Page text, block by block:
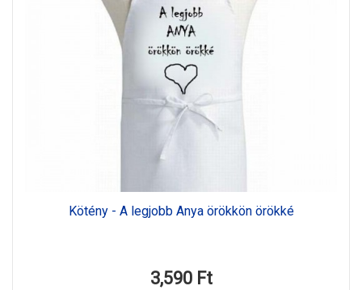
Kötény - A legjobb Anya örökkön örökké
3,590 Ft